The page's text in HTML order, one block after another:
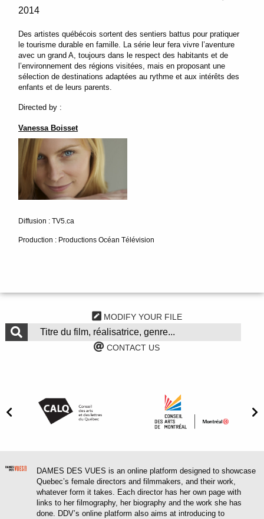
2014
Des artistes québécois sortent des sentiers battus pour pratiquer
le tourisme durable en famille. La série leur fera vivre l’aventure
avec un grand A, toujours dans le respect des habitants et de
l’environnement des régions visitées, mais en proposant une
sélection de destinations adaptées au rythme et aux intérêts des
enfants et de leurs parents.
Directed by :
Vanessa Boisset
Diffusion : TV5.ca
Production : Productions Océan Télévision
MODIFY YOUR FILE
CONTACT US
DAMES DES VUES is an online platform designed to showcase
Quebec’s female directors and filmmakers, and their work,
whatever form it takes. Each director has her own page with
links to her filmography, her biography and the work she has
done. DDV’s online platform also aims at introducing to